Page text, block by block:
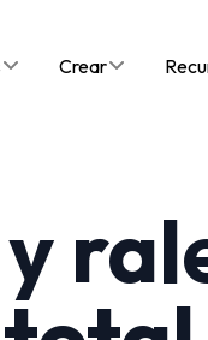
Crear